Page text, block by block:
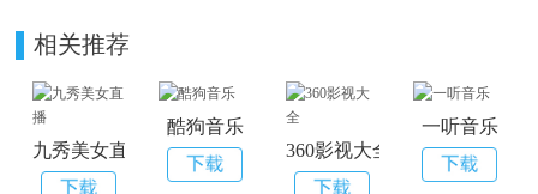
相关推荐
九秀美女直播
酷狗音乐
360影视大全
一听音乐